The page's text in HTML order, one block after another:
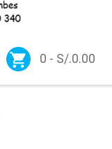
0 - S/.0.00